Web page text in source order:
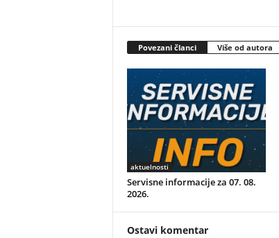
Povezani članci Više od autora
aktuelnosti
Servisne informacije za 07. 08.
2026.
Ostavi komentar